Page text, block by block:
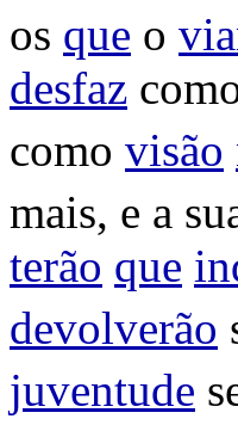
os que o
desfaz
como visão
mais, e a
terão que
devolverão
juventude